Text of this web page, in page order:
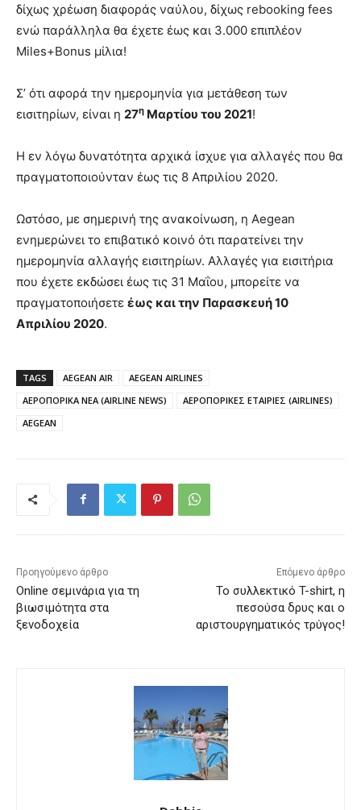
δίχως χρέωση διαφοράς ναύλου, δίχως rebooking fees
ενώ παράλληλα θα έχετε έως και 3.000 επιπλέον
Miles+Bonus μίλια!
Σ’ ότι αφορά την ημερομηνία για μετάθεση των
εισιτηρίων, είναι η 27η Μαρτίου του 2021!
Η εν λόγω δυνατότητα αρχικά ίσχυε για αλλαγές που θα
πραγματοποιούνταν έως τις 8 Απριλίου 2020.
Ωστόσο, με σημερινή της ανακοίνωση, η Aegean
ενημερώνει το επιβατικό κοινό ότι παρατείνει την
ημερομηνία αλλαγής εισιτηρίων. Αλλαγές για εισιτήρια
που έχετε εκδώσει έως τις 31 Μαΐου, μπορείτε να
πραγματοποιήσετε έως και την Παρασκευή 10
Απριλίου 2020.
TAGS AEGEAN AIR
AEGEAN AIRLINES
ΑΕΡΟΠΟΡΙΚΑ ΝΕΑ (AIRLINE NEWS)
ΑΕΡΟΠΟΡΙΚΕΣ ΕΤΑΙΡΙΕΣ (AIRLINES)
AEGEAN
Προηγούμενο άρθρο
Online σεμινάρια για τη
βιωσιμότητα στα
ξενοδοχεία
Επόμενο άρθρο
Το συλλεκτικό T-shirt, η
πεσούσα δρυς και ο
αριστουργηματικός τρύγος!